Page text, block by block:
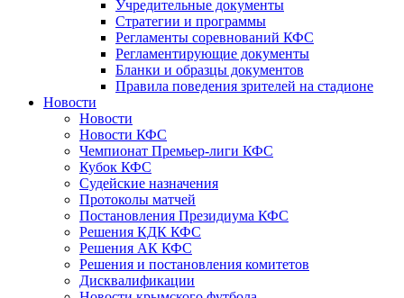
Учредительные документы
Стратегии и программы
Регламенты соревнований КФС
Регламентирующие документы
Бланки и образцы документов
Правила поведения зрителей на стадионе
Новости
Новости
Новости КФС
Чемпионат Премьер-лиги КФС
Кубок КФС
Судейские назначения
Протоколы матчей
Постановления Президиума КФС
Решения КДК КФС
Решения АК КФС
Решения и постановления комитетов
Дисквалификации